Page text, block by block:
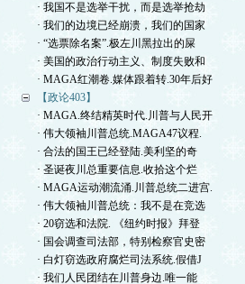
· 我国不是选举干扰，而是选举抢劫
· 我们的边境已经崩溃，我们的国家
· “选票除名案”.极左川黑拉出的屎
· 美国的政治行动主义、制度失败和
· MAGA红潮卷.媒体跟着转.30年后好
【政论403】
· MAGA.终结精英时代.川普与人民开
· 伟大领袖川普总统.MAGA47议程.
· 合法的国王已经登陆.美利坚的奇
· 圣诞夜川总重要信息.收拾这个烂
· MAGA运动潮流涌.川普总统二进宫.
· 伟大领袖川普总统：我不是在竞选
· 20窃选和法院. 《纽约时报》拜登
· 国会调查司法部，特别检察官史密
· 白灯窃选政府腐烂司法系统.假借J
· 我们人民团结在川普身边.唯一能